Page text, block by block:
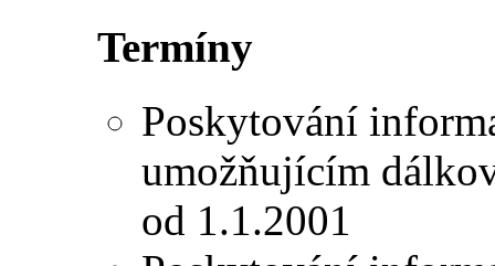
Termíny
Poskytování
umožňujícím
od 1.1.2001